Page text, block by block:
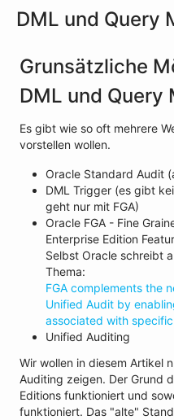
DML und Query
Grunsätzliche
DML und Query
Es gibt wie so oft mehrere
vorstellen wollen.
Oracle Standard Audit
DML Trigger (es gibt
geht nur mit FGA)
Oracle FGA - Fine
Enterprise Edition
Selbst Oracle schreibt
Thema:
FGA complements the
Unified Audit by
associated with
Unified Auditing
Wir wollen in diesem Artikel
Auditing zeigen. Der Grund
Editions funktioniert und
funktioniert. Das "alte"